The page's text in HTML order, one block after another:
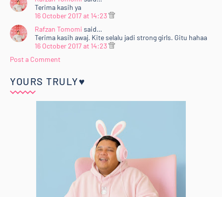
Terima kasih ya
16 October 2017 at 14:23
Rafzan Tomomi said…
Terima kasih awaj. Kite selalu jadi strong girls. Gitu hahaa
16 October 2017 at 14:23
Post a Comment
YOURS TRULY♥